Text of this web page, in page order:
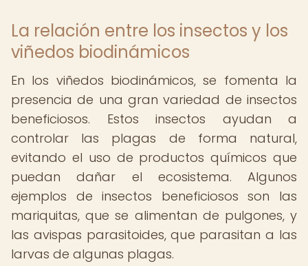
La relación entre los insectos y los
viñedos biodinámicos
En los viñedos biodinámicos, se fomenta la
presencia de una gran variedad de insectos
beneficiosos. Estos insectos ayudan a
controlar las plagas de forma natural,
evitando el uso de productos químicos que
puedan dañar el ecosistema. Algunos
ejemplos de insectos beneficiosos son las
mariquitas, que se alimentan de pulgones, y
las avispas parasitoides, que parasitan a las
larvas de algunas plagas.